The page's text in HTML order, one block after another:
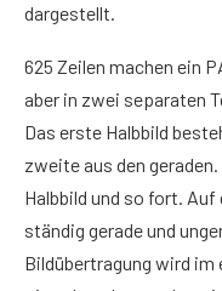
dargestellt.
625 Zeilen machen ein
aber in zwei separaten
Das erste Halbbild
zweite aus den
Halbbild und so fort.
ständig gerade und
Bildübertragung wird im